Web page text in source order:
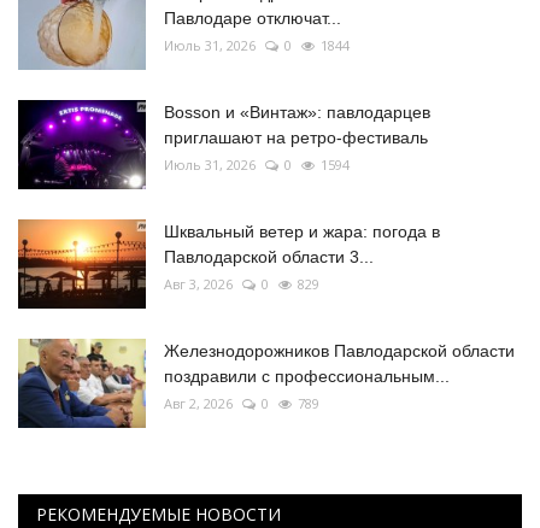
Павлодаре отключат...
Июль 31, 2026 0 1844
Bosson и «Винтаж»: павлодарцев
приглашают на ретро-фестиваль
Июль 31, 2026 0 1594
Шквальный ветер и жара: погода в
Павлодарской области 3...
Авг 3, 2026 0 829
Железнодорожников Павлодарской области
поздравили с профессиональным...
Авг 2, 2026 0 789
РЕКОМЕНДУЕМЫЕ НОВОСТИ